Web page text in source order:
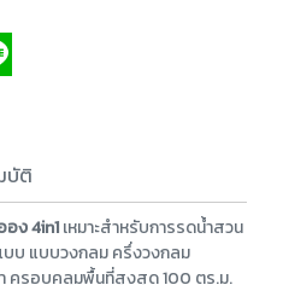
บัติ
ง 4in1เหมาะสำหรับการรดน้ำสวน
บ แบบวงกลม ครึ่งวงกลม
ครอบคลุมพื้นที่สูงสุด 100 ตร.ม.